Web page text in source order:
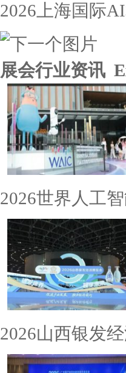
2026上海国际
展会行业资讯
2026世界人工
2026山西银发